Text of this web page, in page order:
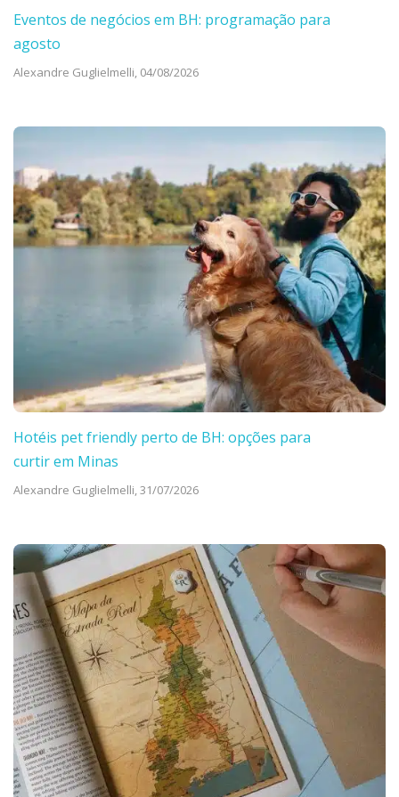
Eventos de negócios em BH: programação para
agosto
Alexandre Guglielmelli, 04/08/2026
Hotéis pet friendly perto de BH: opções para
curtir em Minas
Alexandre Guglielmelli,31/07/2026